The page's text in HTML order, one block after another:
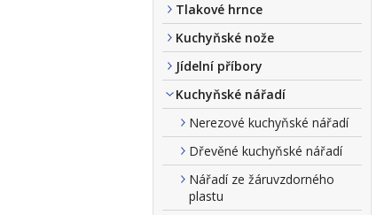
Tlakové hrnce
Kuchyňské nože
Jídelní příbory
Kuchyňské nářadí
Nerezové kuchyňské nářadí
Dřevěné kuchyňské nářadí
Nářadí ze žáruvzdorného
plastu